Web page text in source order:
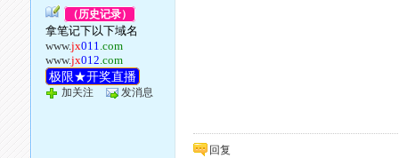
（历史记录）
拿笔记下以下域名
www.jx011.com
www.jx012.com
极限★开奖直播
加关注 发消息
回复